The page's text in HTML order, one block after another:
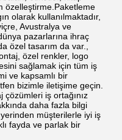
özelleştirme.Paketleme
olarak kullanılmaktadır,
Avustralya ve
pazarlarına ihraç
özel tasarım da var.,
özel renkler, logo
sağlamak için tüm iş
ve kapsamlı bir
bizimle iletişime geçin.
iş ortağınız
daha fazla bilgi
müşterilerle iyi iş
fayda ve parlak bir